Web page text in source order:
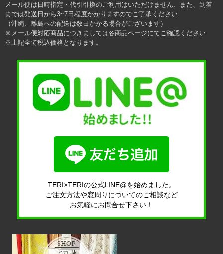
メール便は日時指定・代引引換のご利用はいただけません、また、到着
までは発送日から3~7日程度かかりますのでご了承ください
（沖縄、離島への配送は数日かかる場合がございます）
※メール便対応商品につきましては各商品ページにてご確認ください
※上記全て税込価格となります。
TERI×TERIの公式LINE@を始めました。
ご注文方法や窓周りについてのご相談など
お気軽にお問合せ下さい！